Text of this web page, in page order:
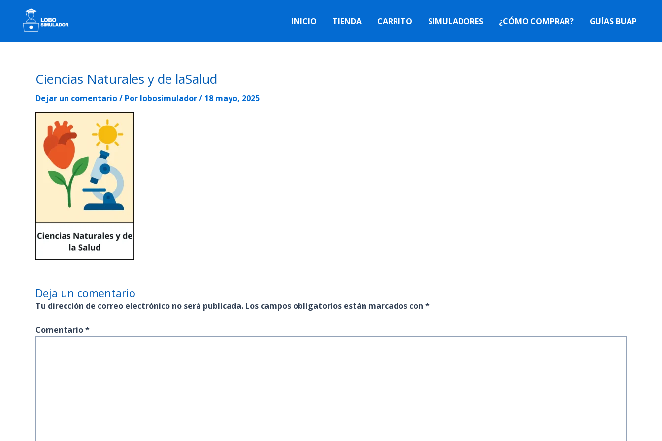
contenido
INICIO TIENDA CARRITO SIMULADORES ¿CÓMO COMPRAR? GUÍAS BUAP
Ciencias Naturales y de laSalud
Dejar un comentario/ Por lobosimulador/ 18 mayo, 2025
Deja un comentario
Tu dirección de correo electrónico no será publicada. Los campos obligatorios están marcados con *
Comentario*